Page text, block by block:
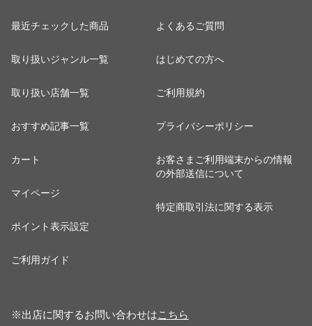
最近チェックした商品
取り扱いジャンル一覧
取り扱い店舗一覧
おすすめ記事一覧
カート
マイページ
ポイント表示設定
ご利用ガイド
よくあるご質問
はじめての方へ
ご利用規約
プライバシーポリシー
お客さまご利用端末からの情報
の外部送信について
特定商取引法に関する表示
※出店に関するお問い合わせはこちら